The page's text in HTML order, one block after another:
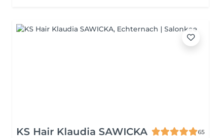
KS Hair Klaudia SAWICKA
65